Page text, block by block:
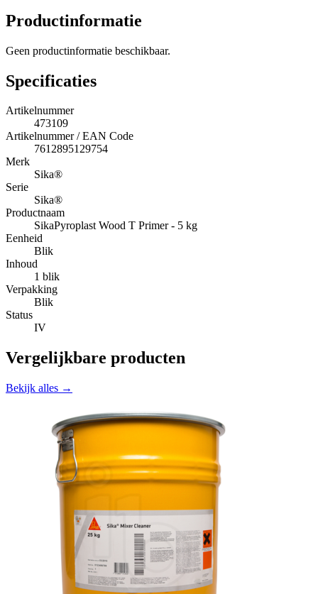
Productinformatie
Geen productinformatie beschikbaar.
Specificaties
Artikelnummer
473109
Artikelnummer / EAN Code
7612895129754
Merk
Sika®
Serie
Sika®
Productnaam
SikaPyroplast Wood T Primer - 5 kg
Eenheid
Blik
Inhoud
1 blik
Verpakking
Blik
Status
IV
Vergelijkbare producten
Bekijk alles →